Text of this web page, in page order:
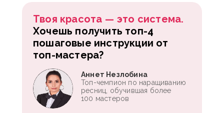
Твоя красота — это система.
Хочешь получить топ-4
пошаговые инструкции от
топ-мастера?
Аннет Незлобина
Топ-чемпион по наращиванию
ресниц, обучившая более
100 мастеров